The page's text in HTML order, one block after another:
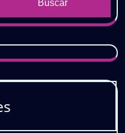
Buscar